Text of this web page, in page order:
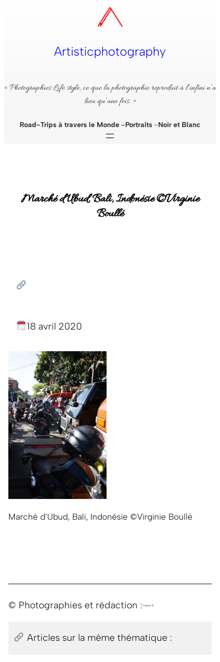
Artisticphotography
« Photographies Life style, ce que la photographie reproduit à l’infini n’a
lieu qu’une fois. »
Road-Trips à travers le Monde Portraits Noir et Blanc
Marché d’Ubud, Bali, Indonésie ©Virginie
Boullé
18 avril 2020
Marché d’Ubud, Bali, Indonésie ©Virginie Boullé
© Photographies et rédaction :Virginie B.
Articles sur la même thématique :